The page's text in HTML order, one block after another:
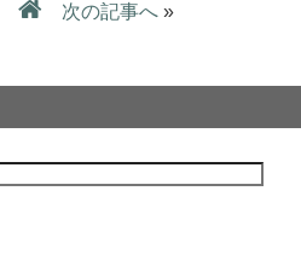
次の記事へ »